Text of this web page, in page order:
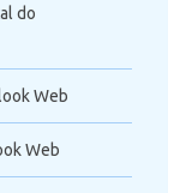
do
Web
Web